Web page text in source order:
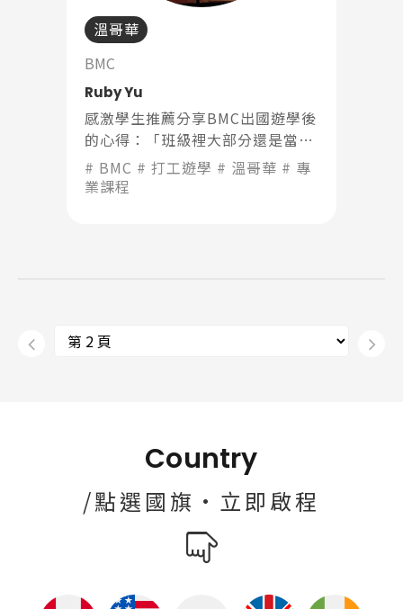
溫哥華
BMC
Ruby Yu
感激學生推薦分享BMC出國遊學後
的心得：「班級裡大部分還是當地
人，但是每個班中都會有一兩個華
人，之後會很自然你們就成為朋
BMC 打工遊學 溫哥華
專
業課程
Country
/點選國旗·立即啟程